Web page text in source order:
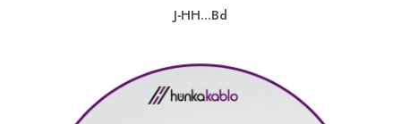
J-HH…Bd